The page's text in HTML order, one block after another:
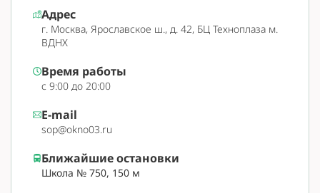
Адрес
г. Москва, Ярославское ш., д. 42, БЦ Техноплаза м.
ВДНХ
Время работы
с 9:00 до 20:00
E-mail
sop@okno03.ru
Ближайшие остановки
Школа № 750, 150 м